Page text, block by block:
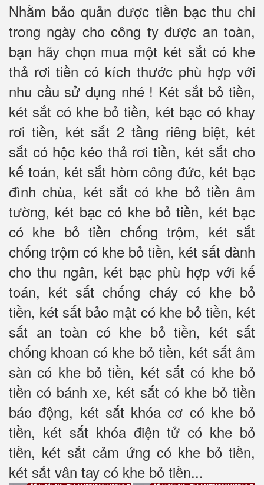
Nhằm bảo quản được tiền bạc thu chi
trong ngày cho công ty được an toàn,
bạn hãy chọn mua một két sắt có khe
thả rơi tiền có kích thước phù hợp với
nhu cầu sử dụng nhé ! Két sắt bỏ tiền,
két sắt có khe bỏ tiền, két bạc có khay
rơi tiền, két sắt 2 tầng riêng biệt, két
sắt có hộc kéo thả rơi tiền, két sắt cho
kế toán, két sắt hòm công đức, két bạc
đình chùa, két sắt có khe bỏ tiền âm
tường, két bạc có khe bỏ tiền, két bạc
có khe bỏ tiền chống trộm, két sắt
chống trộm có khe bỏ tiền, két sắt dành
cho thu ngân, két bạc phù hợp với kế
toán, két sắt chống cháy có khe bỏ
tiền, két sắt bảo mật có khe bỏ tiền, két
sắt an toàn có khe bỏ tiền, két sắt
chống khoan có khe bỏ tiền, két sắt âm
sàn có khe bỏ tiền, két sắt có khe bỏ
tiền có bánh xe, két sắt có khe bỏ tiền
báo động, két sắt khóa cơ có khe bỏ
tiền, két sắt khóa điện tử có khe bỏ
tiền, két sắt cảm ứng có khe bỏ tiền,
két sắt vân tay có khe bỏ tiền...